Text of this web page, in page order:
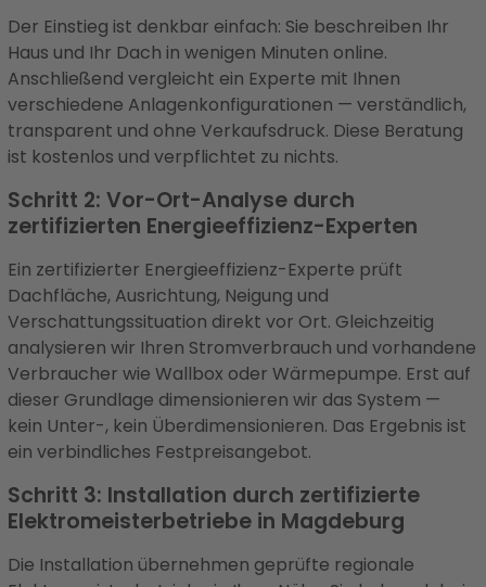
Der Einstieg ist denkbar einfach: Sie beschreiben Ihr
Haus und Ihr Dach in wenigen Minuten online.
Anschließend vergleicht ein Experte mit Ihnen
verschiedene Anlagenkonfigurationen — verständlich,
transparent und ohne Verkaufsdruck. Diese Beratung
ist kostenlos und verpflichtet zu nichts.
Schritt 2: Vor-Ort-Analyse durch
zertifizierten Energieeffizienz-Experten
Ein zertifizierter Energieeffizienz-Experte prüft
Dachfläche, Ausrichtung, Neigung und
Verschattungssituation direkt vor Ort. Gleichzeitig
analysieren wir Ihren Stromverbrauch und vorhandene
Verbraucher wie Wallbox oder Wärmepumpe. Erst auf
dieser Grundlage dimensionieren wir das System —
kein Unter-, kein Überdimensionieren. Das Ergebnis ist
ein verbindliches Festpreisangebot.
Schritt 3: Installation durch zertifizierte
Elektromeisterbetriebe in Magdeburg
Die Installation übernehmen geprüfte regionale